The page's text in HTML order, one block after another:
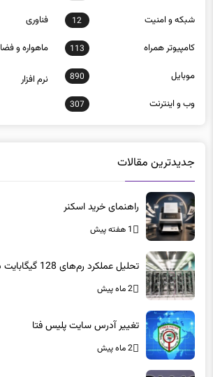
شبكه و امنيت 12 فناوری
كامپيوتر همراه 113 ماهواره و فضا
موبايل 890 نرم افزار
وب و اينترنت 307
جدیدترین مقالات
راهنمای خرید اسکنر
1 هفته پیش
تحلیل عملکرد رم‌های 128 گیگابایت در بارهای سنگین
2 ماه پیش
تغییر آدرس سایت پلیس فتا
2 ماه پیش